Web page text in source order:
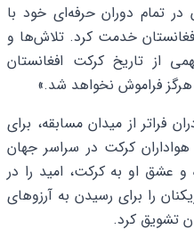
تمام دوران حرفه‌ای خود با
خدمت کرد. تلاش‌ها و
از تاریخ کرکت افغانستان
فراموش نخواهد شد.»
فراتر از میدان مسابقه، برای
هواداران کرکت در سراسر جهان
و عشق او به کرکت، امید را در
را برای رسیدن به آرزوهای
تشویق کرد.